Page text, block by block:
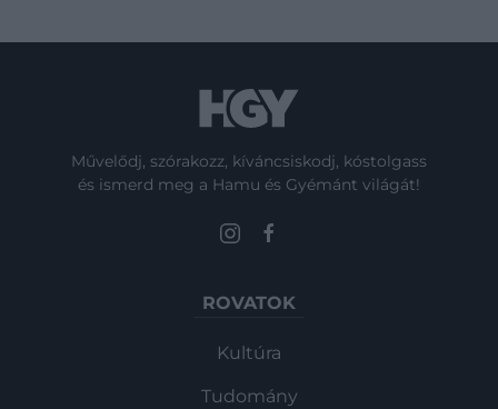
Művelődj, szórakozz, kíváncsiskodj, kóstolgass
és ismerd meg a Hamu és Gyémánt világát!
ROVATOK
Kultúra
Tudomány